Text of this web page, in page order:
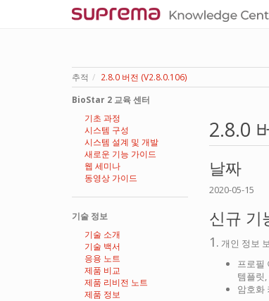
추적
2.8.0 버전 (V2.8.0.106)
BioStar 2 교육 센터
기초 과정
시스템 구성
시스템 설계 및 개발
새로운 기능 가이드
웹 세미나
동영상 가이드
기술 정보
기술 소개
기술 백서
응용 노트
제품 비교
제품 리비전 노트
제품 정보
2.8.0
날짜
2020-05-15
신규 기
1. 개인 정보
프로필
템플릿
암호화